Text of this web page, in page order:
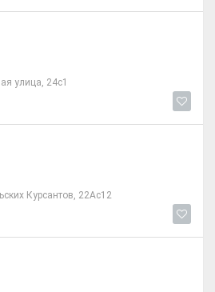
улица, 24с1
Курсантов, 22Ас12